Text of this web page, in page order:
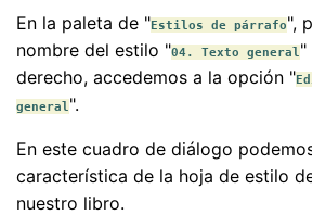
En la paleta de "Estilos de párrafo",
nombre del estilo "04. Texto general"
derecho, accedemos a la opción "
general".
En este cuadro de diálogo
característica de la hoja de estilo
nuestro libro.